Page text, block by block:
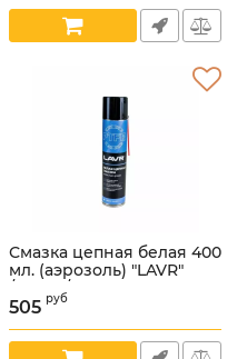
Смазка цепная белая 400
мл. (аэрозоль) "LAVR"
/LN1741/
Артикул:
505 руб